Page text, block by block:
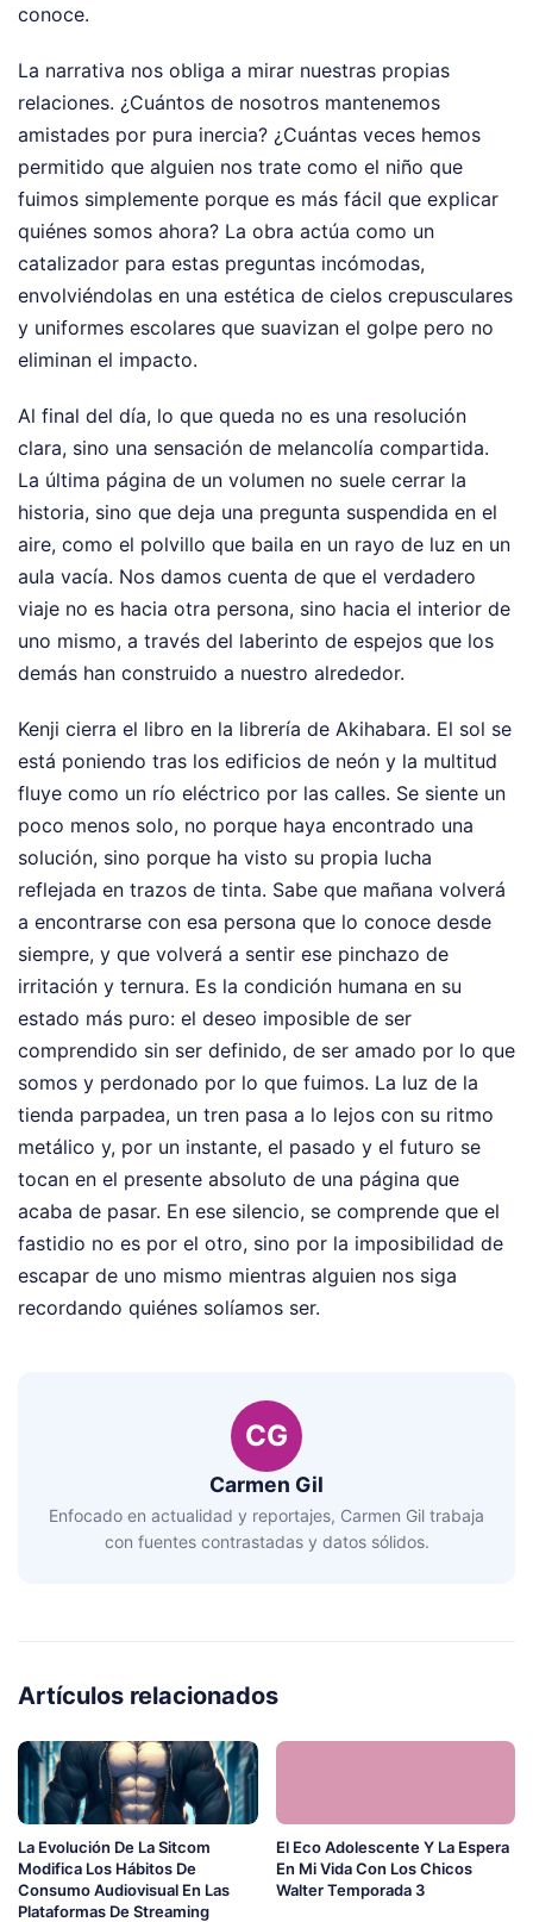
conoce.
La narrativa nos obliga a mirar nuestras propias
relaciones. ¿Cuántos de nosotros mantenemos
amistades por pura inercia? ¿Cuántas veces hemos
permitido que alguien nos trate como el niño que
fuimos simplemente porque es más fácil que explicar
quiénes somos ahora? La obra actúa como un
catalizador para estas preguntas incómodas,
envolviéndolas en una estética de cielos crepusculares
y uniformes escolares que suavizan el golpe pero no
eliminan el impacto.
Al final del día, lo que queda no es una resolución
clara, sino una sensación de melancolía compartida.
La última página de un volumen no suele cerrar la
historia, sino que deja una pregunta suspendida en el
aire, como el polvillo que baila en un rayo de luz en un
aula vacía. Nos damos cuenta de que el verdadero
viaje no es hacia otra persona, sino hacia el interior de
uno mismo, a través del laberinto de espejos que los
demás han construido a nuestro alrededor.
Kenji cierra el libro en la librería de Akihabara. El sol se
está poniendo tras los edificios de neón y la multitud
fluye como un río eléctrico por las calles. Se siente un
poco menos solo, no porque haya encontrado una
solución, sino porque ha visto su propia lucha
reflejada en trazos de tinta. Sabe que mañana volverá
a encontrarse con esa persona que lo conoce desde
siempre, y que volverá a sentir ese pinchazo de
irritación y ternura. Es la condición humana en su
estado más puro: el deseo imposible de ser
comprendido sin ser definido, de ser amado por lo que
somos y perdonado por lo que fuimos. La luz de la
tienda parpadea, un tren pasa a lo lejos con su ritmo
metálico y, por un instante, el pasado y el futuro se
tocan en el presente absoluto de una página que
acaba de pasar. En ese silencio, se comprende que el
fastidio no es por el otro, sino por la imposibilidad de
escapar de uno mismo mientras alguien nos siga
recordando quiénes solíamos ser.
CG
Carmen Gil
Enfocado en actualidad y reportajes, Carmen Gil trabaja
con fuentes contrastadas y datos sólidos.
Artículos relacionados
La Evolución De La Sitcom
Modifica Los Hábitos De
Consumo Audiovisual En Las
Plataformas De Streaming
El Eco Adolescente Y La Espera
En Mi Vida Con Los Chicos
Walter Temporada 3